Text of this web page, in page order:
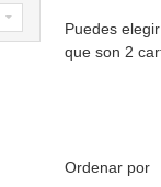
Puedes
que son 2
Ordenar por